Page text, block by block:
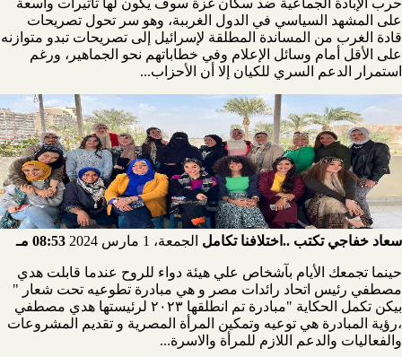
حرب الإبادة الجماعية ضد سكان غزة سوف يكون لها تأثيرات واسعة
على المشهد السياسي في الدول الغرببة، وهو سر تحول تصريحات
قادة الغرب من المساندة المطلقة لإسرائيل إلى تصريحات تبدو متوازنه
على الأقل أمام وسائل الإعلام وفي خطاباتهم نحو الجماهير، ورغم
استمرار الدعم السري للكيان إلا أن الأحزاب...
سعاد خفاجي تكتب ..اختلافنا تكامل الجمعة، 1 مارس 2024 08:53 مـ
حينما تجمعك الأيام بآشخاص علي هيئة دواء للروح عندما قابلت هدي
مصطفي رئيس اتحاد رائدات مصر و هي مبادرة تطوعيه تحت شعار "
بيكن تكمل الحكاية "مبادرة تم انطلقها ٢٠٢٣ لرئيستها هدي مصطفي
،رؤية المبادرة هي توعيه وتمكين المرأة المصرية و تقديم المشروعات
والفعاليات والدعم اللازم للمرأة والاسرة...